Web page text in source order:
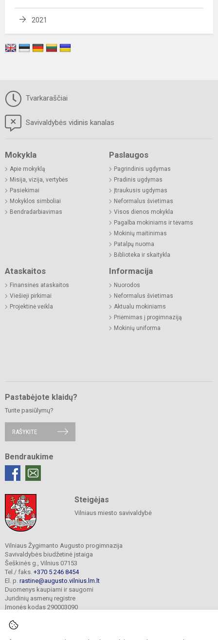
2021
Tvarkaraščiai
Savivaldybės vidinis kanalas
Mokykla
Apie mokyklą
Misija, vizija, vertybės
Pasiekimai
Mokyklos simboliai
Bendradarbiavimas
Paslaugos
Pagrindinis ugdymas
Pradinis ugdymas
Įtraukusis ugdymas
Neformalus švietimas
Visos dienos mokykla
Pagalba mokiniams ir tėvams
Mokinių maitinimas
Patalpų nuoma
Biblioteka ir skaitykla
Ataskaitos
Finansinės ataskaitos
Viešieji pirkimai
Projektinė veikla
Informacija
Nuorodos
Neformalus švietimas
Aktualu mokiniams
Priėmimas į progimnaziją
Mokinių uniforma
Pastabėjote klaidų?
Turite pasiūlymų?
RAŠYKITE
Bendraukime
Steigėjas
Vilniaus miesto savivaldybė
Vilniaus Žygimanto Augusto progimnazija
Savivaldybės biudžetinė įstaiga
Šeškinės g., Vilnius 07153
Tel./ faks. +370 5 246 8454
El. p. rastine@augusto.vilnius.lm.lt
Duomenys kaupiami ir saugomi
Juridinių asmenų registre
Įmonės kodas 290003090